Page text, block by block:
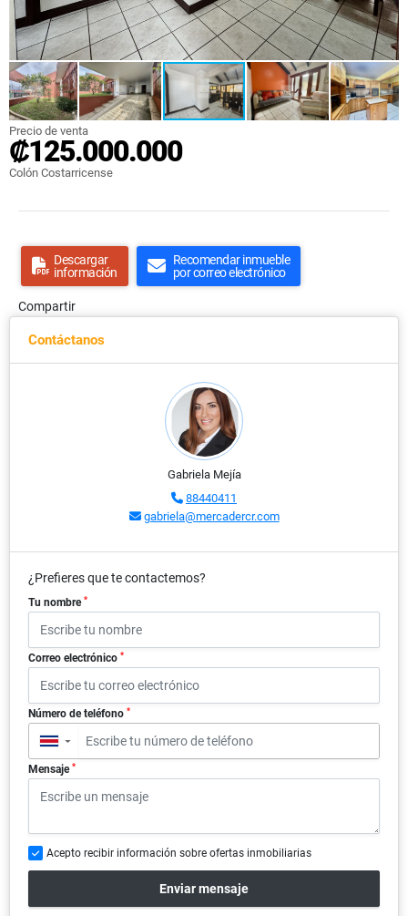
Precio de venta
₡125.000.000
Colón Costarricense
Descargar
información
Recomendar inmueble
por correo electrónico
Compartir
Contáctanos
Gabriela Mejía
88440411
gabriela@mercadercr.com
¿Prefieres que te contactemos?
Tu nombre *
Correo electrónico *
Número de teléfono *
▼
Mensaje *
Acepto recibir información sobre ofertas inmobiliarias
Enviar mensaje